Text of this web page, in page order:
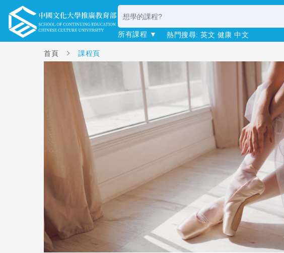
所有課程 ▼ 熱門搜尋: 英文 健康 中文
首頁 課程頁